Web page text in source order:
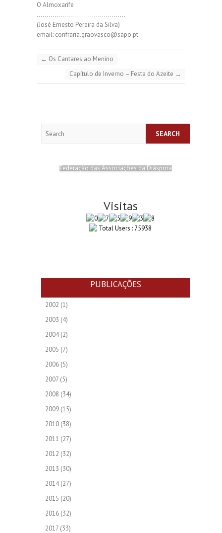
O Almoxarife
………………………………………
(José Ernesto Pereira da Silva)
email: confraria.graovasco@sapo.pt
← Os Cantares ao Menino
Capítulo de Inverno – Festa do Azeite →
Federação das Associações da Diáspora
Visitas
Total Users : 75938
PUBLICAÇÕES
2002 (1)
2003 (4)
2004(2)
2005 (7)
2006 (5)
2007 (5)
2008 (34)
2009 (15)
2010 (38)
2011 (27)
2012 (32)
2013 (30)
2014(27)
2015 (20)
2016 (32)
2017 (33)